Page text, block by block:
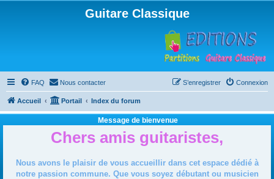
Guitare Classique
FAQ Nous contacter Connexion
S’enregistrer
Accueil Portail Index du forum
Message de bienvenue
Chers amis guitaristes,
Nous avons le plaisir de vous accueillir dans cet espace dédié à
notre passion commune. Que vous soyez débutant ou musicien